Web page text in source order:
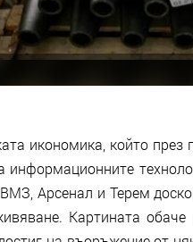
икономика, който
информационните
Арсенал и Терем
Картината